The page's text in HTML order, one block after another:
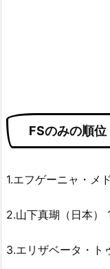
FSのみの順位
1.エフゲーニャ・メ
2.山下真瑚（日本）
3.エリザベータ・ト